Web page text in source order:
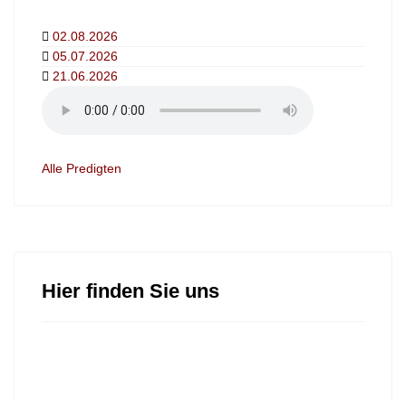
02.08.2026
05.07.2026
21.06.2026
Alle Predigten
Hier finden Sie uns